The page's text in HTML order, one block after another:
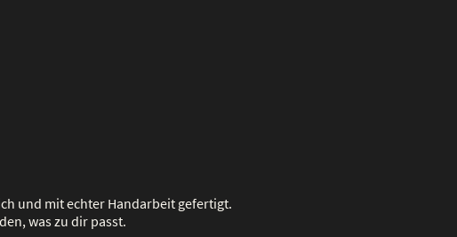
und mit echter Handarbeit gefertigt.
was zu dir passt.